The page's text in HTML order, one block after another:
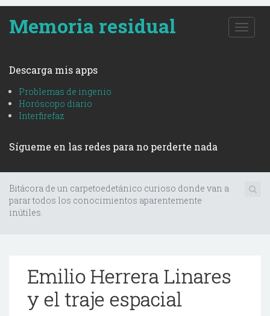
Memoria residual
T
o
t
Descarga mis apps
Problemas de ingenio
Horóscopo diario
Interfirefaz
Sígueme en las redes para no perderte nada
Bitácora de un carpetoedetánico curioso donde van a
parar todos los conocimientos aparentemente
inútiles.
Emilio Herrera Linares
y el traje espacial